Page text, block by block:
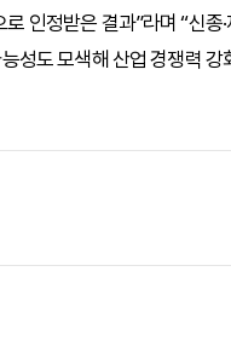
인정받은 결과”라며 “신
성도 모색해 산업 경쟁력